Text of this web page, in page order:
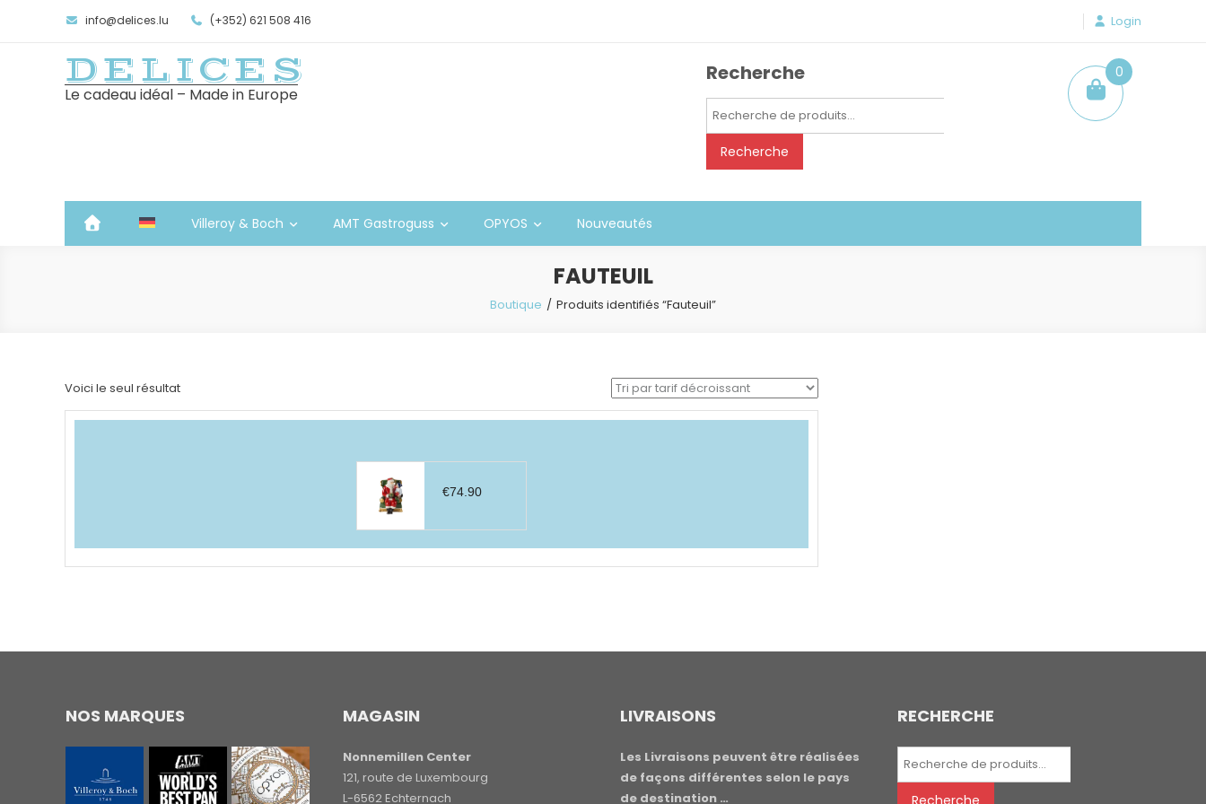
info@delices.lu (+352) 621 508 416 Login
DELICES
Le cadeau idéal – Made in Europe
Recherche
Recherche
Recherche
0
item
Villeroy & Boch AMT Gastroguss OPYOS Nouveautés
FAUTEUIL
Boutique Produits identifiés “Fauteuil”
Voici le seul résultat
€74.90
NOS MARQUES MAGASIN
Nonnemillen Center
121, route de Luxembourg
L-6562 Echternach
LIVRAISONS
Les Livraisons peuvent être réalisées
de façons différentes selon le pays
de destination …
RECHERCHE
Recherche
Recherche